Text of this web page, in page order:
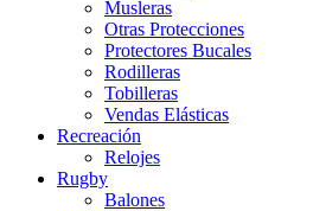
Musleras
Otras Protecciones
Protectores Bucales
Rodilleras
Tobilleras
Vendas Elásticas
Recreación
Relojes
Rugby
Balones